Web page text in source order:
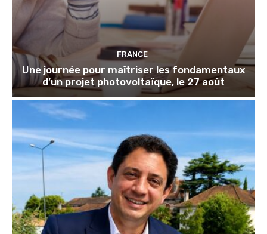
FRANCE
Une journée pour maîtriser les fondamentaux
d’un projet photovoltaïque, le 27 août